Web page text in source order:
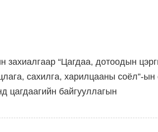
захиалгаар “Цагдаа, дотоодын
сахилга, харилцааны соёл”-
цагдаагийн байгууллагын